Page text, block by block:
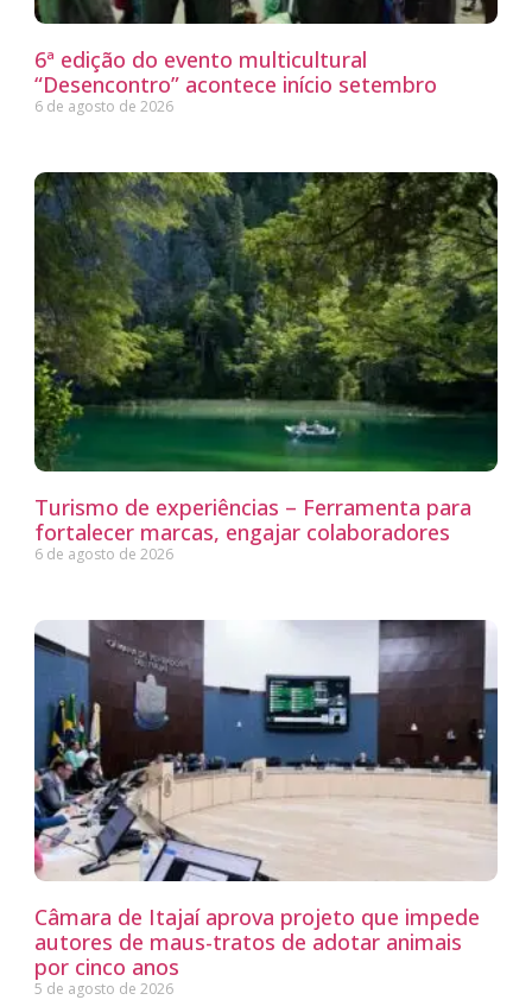
6ª edição do evento multicultural
“Desencontro” acontece início setembro
6 de agosto de 2026
Turismo de experiências – Ferramenta para
fortalecer marcas, engajar colaboradores
6 de agosto de 2026
Câmara de Itajaí aprova projeto que impede
autores de maus-tratos de adotar animais
por cinco anos
5 de agosto de 2026